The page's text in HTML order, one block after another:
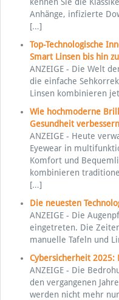
Anhänge, infizierte
[…]
Top-Technologische
Smart Linsen bis hin
ANZEIGE - Die Welt
die einfache
Linsen kombinieren
Wie hochmoderne
Gesundheit verbessern
ANZEIGE - Heute
Eyewear in
Komfort und
kombinieren
[…]
Die neuesten
ANZEIGE - Die
eingetreten. Die
manuelle Tafeln und
Cybersicherheit 2025:
ANZEIGE - Die
den vergangenen
werden nicht mehr